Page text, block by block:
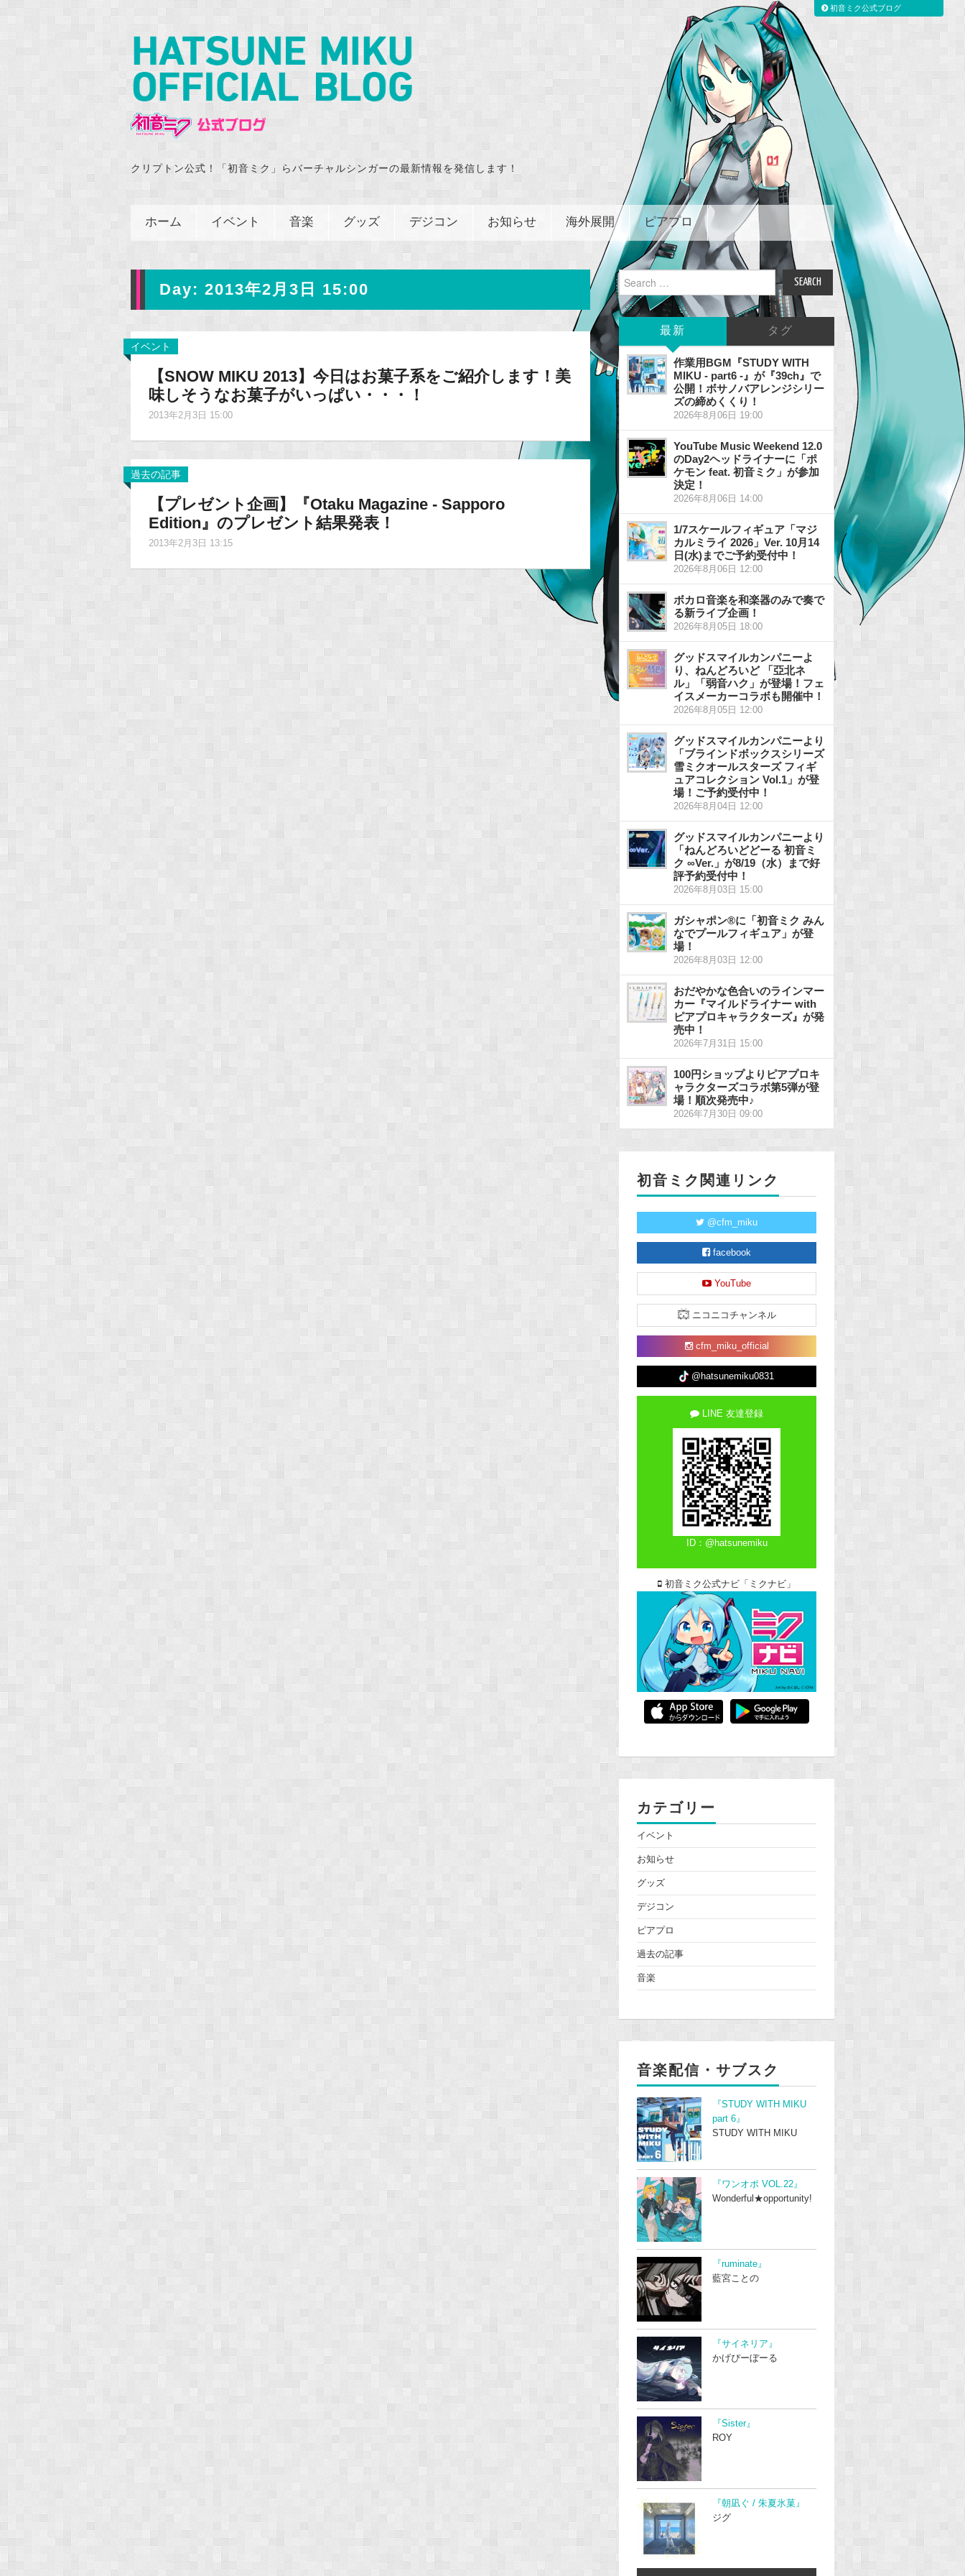
クリプトン公式！「初音ミク」らバーチャルシンガーの最新情報を発信します！
ホーム イベント 音楽 グッズ デジコン お知らせ 海外展開 ピアプロ
Day: 2013年2月3日 15:00
イベント
【SNOW MIKU 2013】今日はお菓子系をご紹介します！美
味しそうなお菓子がいっぱい・・・！
2013年2月3日 15:00
過去の記事
【プレゼント企画】『Otaku Magazine - Sapporo
Edition』のプレゼント結果発表！
2013年2月3日 13:15
Search
for:
最新 タグ
作業用BGM『STUDY WITH
MIKU - part6 -』が『39ch』で
公開！ボサノバアレンジシリー
ズの締めくくり！
2026年8月06日 19:00
YouTube Music Weekend 12.0
のDay2ヘッドライナーに「ポ
ケモン feat. 初音ミク」が参加
決定！
2026年8月06日 14:00
1/7スケールフィギュア「マジ
カルミライ 2026」Ver. 10月14
日(水)までご予約受付中！
2026年8月06日 12:00
ボカロ音楽を和楽器のみで奏で
る新ライブ企画！
2026年8月05日 18:00
グッドスマイルカンパニーよ
り、ねんどろいど 「亞北ネ
ル」「弱音ハク」が登場！フェ
イスメーカーコラボも開催中！
2026年8月05日 12:00
グッドスマイルカンパニーより
「ブラインドボックスシリーズ
雪ミクオールスターズ フィギ
ュアコレクション Vol.1」が登
場！ご予約受付中！
2026年8月04日 12:00
グッドスマイルカンパニーより
「ねんどろいどどーる 初音ミ
ク ∞Ver.」が8/19（水）まで好
評予約受付中！
2026年8月03日 15:00
ガシャポン®に「初音ミク みん
なでプールフィギュア」が登
場！
2026年8月03日 12:00
おだやかな色合いのラインマー
カー『マイルドライナー with
ピアプロキャラクターズ』が発
売中！
2026年7月31日 15:00
100円ショップよりピアプロキ
ャラクターズコラボ第5弾が登
場！順次発売中♪
2026年7月30日 09:00
初音ミク関連リンク
@cfm_miku
facebook
YouTube
ニコニコチャンネル
cfm_miku_official
@hatsunemiku0831
LINE 友達登録
ID：@hatsunemiku
初音ミク公式ナビ「ミクナビ」
カテゴリー
イベント
お知らせ
グッズ
デジコン
ピアプロ
過去の記事
音楽
音楽配信・サブスク
『STUDY WITH MIKU
part 6』
STUDY WITH MIKU
『ワンオポ VOL.22』
Wonderful★opportunity!
『ruminate』
藍宮ことの
『サイネリア』
かげぴーぼーる
『Sister』
ROY
『朝凪ぐ / 朱夏氷菓』
ジグ
初音ミク公式ブログ